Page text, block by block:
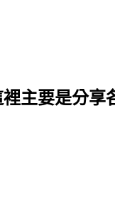
主要是分享